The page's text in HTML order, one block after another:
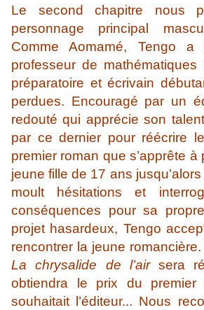
Le second chapitre nous
personnage principal
Comme Aomamé, Tengo
professeur de
préparatoire et écrivain
perdues. Encouragé par un
redouté qui apprécie son
par ce dernier pour réécrire
premier roman que s’apprête à
jeune fille de 17 ans
moult hésitations et
conséquences pour sa
projet hasardeux, Tengo
rencontrer la jeune
La chrysalide de l’airsera
obtiendra le prix du premier
souhaitait l’éditeur... Nous